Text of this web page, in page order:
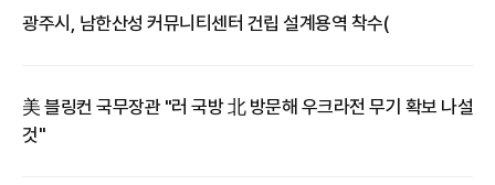
​광주시, 남한산성 커뮤니티센터 건립 설계용역 착수(
​美 블링컨 국무장관 "러 국방 北 방문해 우크라전 무기 확보 나설
것"